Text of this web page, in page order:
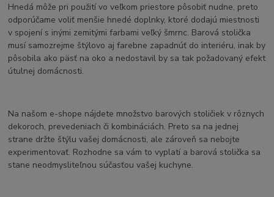
Hnedá môže pri použití vo veľkom priestore pôsobiť nudne, preto
odporúčame voliť menšie hnedé doplnky, ktoré dodajú miestnosti
v spojení s inými zemitými farbami veľký šmrnc. Barová stolička
musí samozrejme štýlovo aj farebne zapadnúť do interiéru, inak by
pôsobila ako päsť na oko a nedostavil by sa tak požadovaný efekt
útulnej domácnosti.
Na našom e-shope nájdete množstvo barových stoličiek v rôznych
dekoroch, prevedeniach či kombináciách. Preto sa na jednej
strane držte štýlu vašej domácnosti, ale zároveň sa nebojte
experimentovať. Rozhodne sa vám to vyplatí a barová stolička sa
stane neodmysliteľnou súčasťou vašej kuchyne.